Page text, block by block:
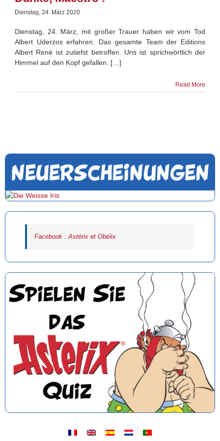
Dienstag, 24. März 2020
Dienstag, 24. März, mit großer Trauer haben wir vom Tod
Albert Uderzos erfahren. Das gesamte Team der Editions
Albert René ist zutiefst betroffen. Uns ist sprichwörtlich der
Himmel auf den Kopf gefallen. […]
Read More
Facebook : Astérix et Obélix